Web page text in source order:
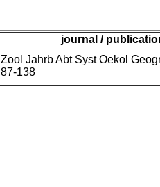
journal /
Zool Jahrb Abt Syst Oekol
87-138